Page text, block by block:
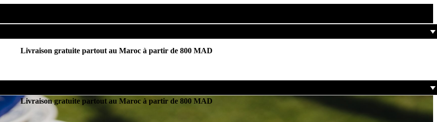
Livraison gratuite partout au Maroc à partir de 800 MAD
Livraison gratuite partout au Maroc à partir de 800 MAD